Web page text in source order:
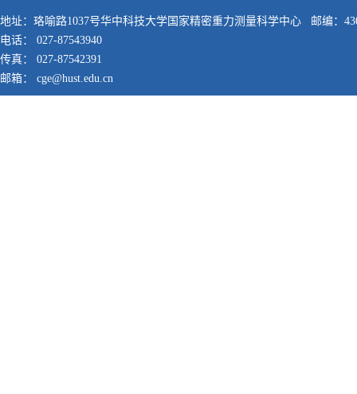
地址：珞喻路1037号华中科技大学国家精密重力测量科学中心 邮编：
电话： 027-87543940
传真： 027-87542391
邮箱： cge@hust.edu.cn